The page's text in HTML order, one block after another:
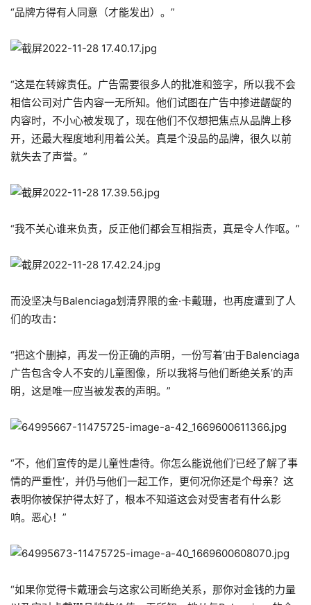
“品牌方得有人同意（才能发出）。”
“这是在转嫁责任。广告需要很多人的批准和签字，所以我不会
相信公司对广告内容一无所知。他们试图在广告中掺进龌龊的
内容时，不小心被发现了，现在他们不仅想把焦点从品牌上移
开，还最大程度地利用着公关。真是个没品的品牌，很久以前
就失去了声誉。”
“我不关心谁来负责，反正他们都会互相指责，真是令人作呕。”
而没坚决与Balenciaga划清界限的金·卡戴珊，也再度遭到了人
们的攻击：
“把这个删掉，再发一份正确的声明，一份写着‘由于Balenciaga
广告包含令人不安的儿童图像，所以我将与他们断绝关系’的声
明，这是唯一应当被发表的声明。”
“不，他们宣传的是儿童性虐待。你怎么能说他们’已经了解了事
情的严重性’，并仍与他们一起工作，更何况你还是个母亲？这
表明你被保护得太好了，根本不知道这会对受害者有什么影
响。恶心！”
“如果你觉得卡戴珊会与这家公司断绝关系，那你对金钱的力量